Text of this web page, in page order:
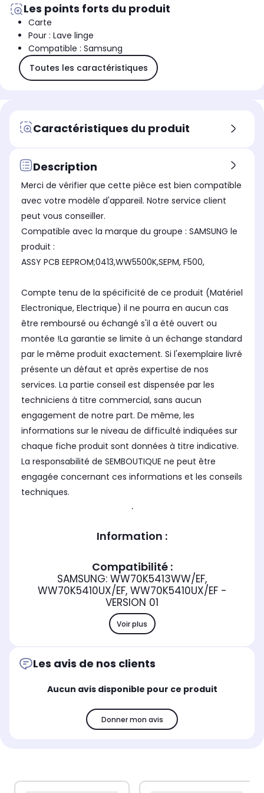
Les points forts du produit
Carte
Pour : Lave linge
Compatible : Samsung
Toutes les caractéristiques
Caractéristiques du produit
Description
Merci de vérifier que cette pièce est bien compatible
avec votre modèle d'appareil. Notre service client
peut vous conseiller.
Compatible avec la marque du groupe : SAMSUNG le
produit :
ASSY PCB EEPROM;0413,WW5500K,SEPM, F500,
Compte tenu de la spécificité de ce produit (Matériel
Electronique, Electrique) il ne pourra en aucun cas
être remboursé ou échangé s'il a été ouvert ou
montée !La garantie se limite à un échange standard
par le même produit exactement. Si l'exemplaire livré
présente un défaut et après expertise de nos
services. La partie conseil est dispensée par les
techniciens à titre commercial, sans aucun
engagement de notre part. De même, les
informations sur le niveau de difficulté indiquées sur
chaque fiche produit sont données à titre indicative.
La responsabilité de SEMBOUTIQUE ne peut être
engagée concernant ces informations et les conseils
techniques.
.
Information :
Compatibilité :
SAMSUNG: WW70K5413WW/EF,
WW70K5410UX/EF, WW70K5410UX/EF -
VERSION 01
Voir plus
Les avis de nos clients
Aucun avis disponible pour ce produit
Donner mon avis